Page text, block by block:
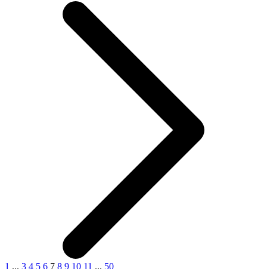
1 ... 3 4 5 6 7 8 9 10 11 ... 50